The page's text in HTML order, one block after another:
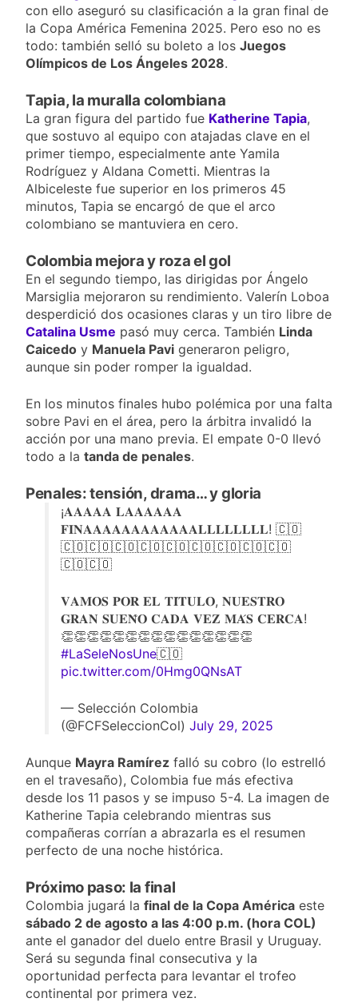
con ello aseguró su clasificación a la gran final de
la Copa América Femenina 2025. Pero eso no es
todo: también selló su boleto a los Juegos
Olímpicos de Los Ángeles 2028.
Tapia, la muralla colombiana
La gran figura del partido fue Katherine Tapia,
que sostuvo al equipo con atajadas clave en el
primer tiempo, especialmente ante Yamila
Rodríguez y Aldana Cometti. Mientras la
Albiceleste fue superior en los primeros 45
minutos, Tapia se encargó de que el arco
colombiano se mantuviera en cero.
Colombia mejora y roza el gol
En el segundo tiempo, las dirigidas por Ángelo
Marsiglia mejoraron su rendimiento. Valerín Loboa
desperdició dos ocasiones claras y un tiro libre de
Catalina Usme pasó muy cerca. También Linda
Caicedo y Manuela Pavi generaron peligro,
aunque sin poder romper la igualdad.
En los minutos finales hubo polémica por una falta
sobre Pavi en el área, pero la árbitra invalidó la
acción por una mano previa. El empate 0-0 llevó
todo a la tanda de penales.
Penales: tensión, drama… y gloria
¡𝐀𝐀𝐀𝐀𝐀 𝐋𝐀𝐀𝐀𝐀𝐀𝐀
𝐅𝐈𝐍𝐀𝐀𝐀𝐀𝐀𝐀𝐀𝐀𝐀𝐀𝐀𝐀𝐋𝐋𝐋𝐋𝐋𝐋𝐋𝐋! 🇨🇴
🇨🇴🇨🇴🇨🇴🇨🇴🇨🇴🇨🇴🇨🇴🇨🇴🇨🇴
🇨🇴🇨🇴
𝐕𝐀𝐌𝐎𝐒 𝐏𝐎𝐑 𝐄𝐋 𝐓𝐈́𝐓𝐔𝐋𝐎, 𝐍𝐔𝐄𝐒𝐓𝐑𝐎
𝐆𝐑𝐀𝐍 𝐒𝐔𝐄𝐍̃𝐎 𝐂𝐀𝐃𝐀 𝐕𝐄𝐙 𝐌𝐀́𝐒 𝐂𝐄𝐑𝐂𝐀!
👏👏👏👏👏👏👏👏👏👏👏👏👏👏👏
#LaSeleNosUne🇨🇴
pic.twitter.com/0Hmg0QNsAT
— Selección Colombia
(@FCFSeleccionCol) July 29, 2025
Aunque Mayra Ramírez falló su cobro (lo estrelló
en el travesaño), Colombia fue más efectiva
desde los 11 pasos y se impuso 5-4. La imagen de
Katherine Tapia celebrando mientras sus
compañeras corrían a abrazarla es el resumen
perfecto de una noche histórica.
Próximo paso: la final
Colombia jugará la final de la Copa América este
sábado 2 de agosto a las 4:00 p.m. (hora COL)
ante el ganador del duelo entre Brasil y Uruguay.
Será su segunda final consecutiva y la
oportunidad perfecta para levantar el trofeo
continental por primera vez.